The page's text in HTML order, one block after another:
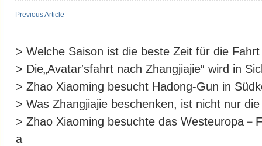
Previous Article
> Welche Saison ist die beste Zeit für die
> Die„Avatar′sfahrt nach Zhangjiajie“ wird in
> Zhao Xiaoming besucht Hadong-Gun in
> Was Zhangjiajie beschenken, ist nicht nur
> Zhao Xiaoming besuchte das Westeuropa－
a